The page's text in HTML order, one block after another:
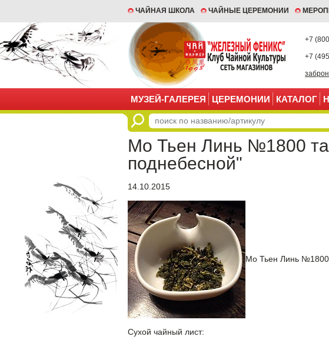
ЧАЙНАЯ ШКОЛА ЧАЙНЫЕ ЦЕРЕМОНИИ
+7
+7
МУЗЕЙ-ГАЛЕРЕЯ ЦЕРЕМОНИИ КАТАЛОГ
Мо Тьен Линь №1800
поднебесной"
14.10.2015
Мо Тьен Линь №1800
Сухой чайный лист: